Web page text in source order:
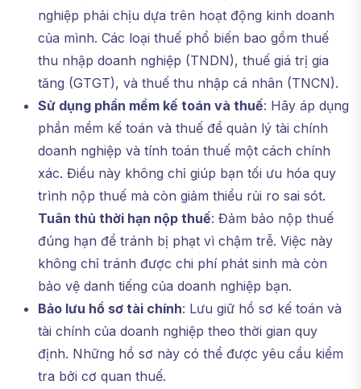
nghiệp phải chịu dựa trên hoạt động kinh doanh
của mình. Các loại thuế phổ biến bao gồm thuế
thu nhập doanh nghiệp (TNDN), thuế giá trị gia
tăng (GTGT), và thuế thu nhập cá nhân (TNCN).
Sử dụng phần mềm kế toán và thuế: Hãy áp dụng
phần mềm kế toán và thuế để quản lý tài chính
doanh nghiệp và tính toán thuế một cách chính
xác. Điều này không chỉ giúp bạn tối ưu hóa quy
trình nộp thuế mà còn giảm thiểu rủi ro sai sót.
Tuân thủ thời hạn nộp thuế: Đảm bảo nộp thuế
đúng hạn để tránh bị phạt vì chậm trễ. Việc này
không chỉ tránh được chi phí phát sinh mà còn
bảo vệ danh tiếng của doanh nghiệp bạn.
Bảo lưu hồ sơ tài chính: Lưu giữ hồ sơ kế toán và
tài chính của doanh nghiệp theo thời gian quy
định. Những hồ sơ này có thể được yêu cầu kiểm
tra bởi cơ quan thuế.